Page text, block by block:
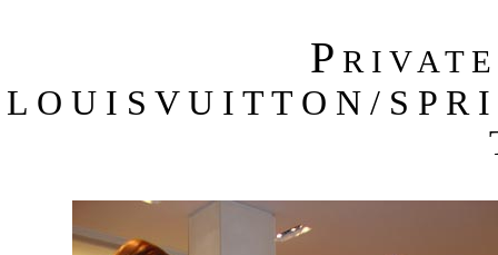
P R I V A T E
L O U I S V U I T T O N / S P R